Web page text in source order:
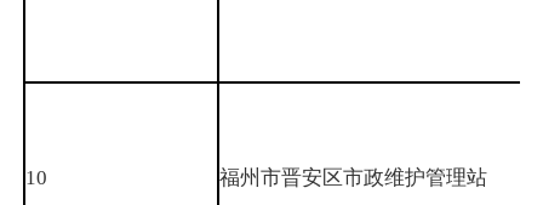
10 福州市晋安区市政维护管理站